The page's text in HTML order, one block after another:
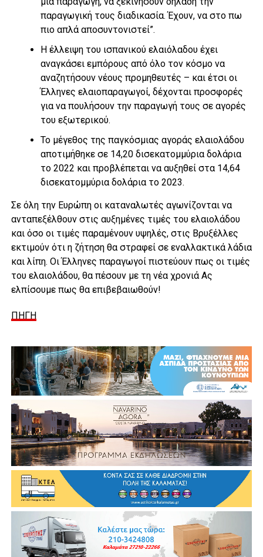
παραγωγική τους διαδικασία. Έχουν, να στο πω
πιο απλά αποσυντονιστεί”.
Η έλλειψη του ισπανικού ελαιόλαδου έχει
αναγκάσει εμπόρους από όλο τον κόσμο να
αναζητήσουν νέους προμηθευτές – και έτσι οι
Έλληνες ελαιοπαραγωγοί, δέχονται προσφορές
για να πουλήσουν την παραγωγή τους σε αγορές
του εξωτερικού.
Το μέγεθος της παγκόσμιας αγοράς ελαιολάδου
αποτιμήθηκε σε 14,20 δισεκατομμύρια δολάρια
το 2022 και προβλέπεται να αυξηθεί στα 14,64
δισεκατομμύρια δολάρια το 2023.
Σε όλη την Ευρώπη οι καταναλωτές αγωνίζονται να
ανταπεξέλθουν στις αυξημένες τιμές του ελαιολάδου
και όσο οι τιμές παραμένουν υψηλές, στις Βρυξέλλες
εκτιμούν ότι η ζήτηση θα στραφεί σε εναλλακτικά λάδια
και λίπη. Οι Έλληνες παραγωγοί πιστεύουν πως οι τιμές
του ελαιολάδου, θα πέσουν με τη νέα χρονιά Ας
ελπίσουμε πως θα επιβεβαιωθούν!
ΠΗΓΗ